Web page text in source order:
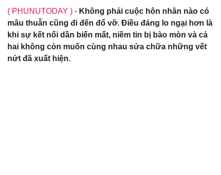
( PHUNUTODAY ) - Không phải cuộc hôn nhân nào có
mâu thuẫn cũng đi đến đổ vỡ. Điều đáng lo ngại hơn là
khi sự kết nối dần biến mất, niềm tin bị bào mòn và cả
hai không còn muốn cùng nhau sửa chữa những vết
nứt đã xuất hiện.